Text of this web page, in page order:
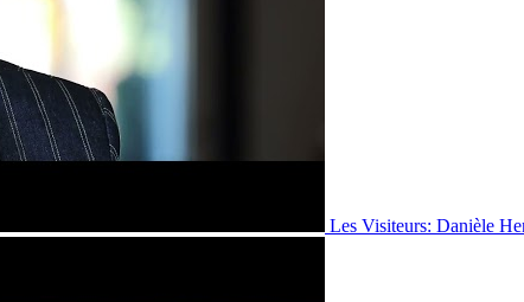
Les Visiteurs: Danièle